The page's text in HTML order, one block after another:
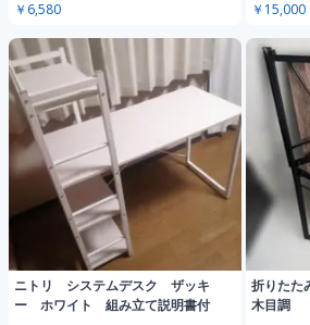
￥6,580 ￥15,000
ニトリ システムデスク ザッキ
ー ホワイト 組み立て説明書付
折りたた
木目調